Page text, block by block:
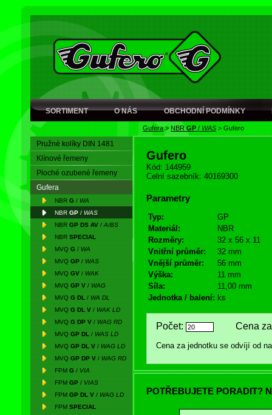
SORTIMENT O NÁS OBCHODNÍ PODMÍNKY
Gufera> NBRGP / WAS > Gufero
Pružné kolíky DIN 1481
Klínové řemeny
Ploché ozubené řemeny
Gufera
NBR G / WA
NBR GP / WAS
NBR GP DS AV / A/BS
NBR SPECIAL
MVQ G / WA
MVQ GP / WAS
MVQ GV / WAK
MVQ GP V / WAG
MVQ G DL / WA DL
MVQ G DL V / WAK LD
MVQ G DP V / WAG RD
MVQ GP DL / WAS LD
MVQ GP DL V / WAG LD
MVQ GP DP V / WAG RD
FPM G / VIA
FPM GP / VIAS
FPM GP DL V / WAG LD
FPM SPECIAL
Gufero
Kód: 144959
Celní sazebník: 40169300
Parametry
Typ:
GP
Materiál:
NBR
Rozměry:
32 x 56 x 11
Vnitřní průměr:
32 mm
Vnější průměr:
56 mm
Výška:
11 mm
Síla:
11,00 mm
Jednotka / balení: ks
Počet: Cena za
Cena za jednotku se odvíjí od
POTŘEBUJETE PORADIT?